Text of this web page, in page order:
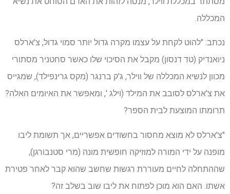
המכללה.
נכתב: "להוט לקחת על עצמו מקרה גדול יותר סמוי גדול, צ'ארלס
ניואנדיק (טד דנסון) מקבל את הסיכוי שלו כאשר סחטניר מסתורי
מכוון לנשיא המכללה של ווילר, ג'ק ברנגר (מקס גרינפילד), שמגייס
את צ'ארלס לסובב את המילד (וילג ', ומאפשר את האיומים האלה?
תרומתו המוצעת לבית הספר?
"צ'ארלס לא מוצא מחסור בחשודים אפשריים, אך תשומת ליבו
מופנה על ידי המורה למוזיקה חופשית מונה (מרי סטנבורגן),
שההתחלה לחיים מעוררת רגשות שחשב שהוא קבר לאחר פטירת
אשתו. האם הוא מוכן לפתוח את ליבו שוב בשלב זה?